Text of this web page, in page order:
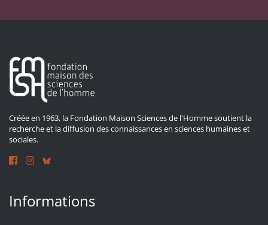
Créée en 1963, la Fondation Maison Sciences de l'Homme soutient la
recherche et la diffusion des connaissances en sciences humaines et
sociales.
Informations